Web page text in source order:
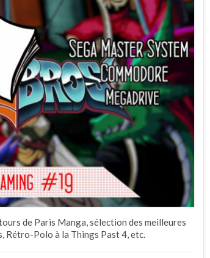
de Paris Manga, sélection des meilleures
Rétro-Polo à la Things Past 4, etc.